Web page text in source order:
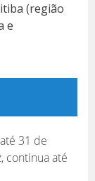
(região
e
31 de
continua até